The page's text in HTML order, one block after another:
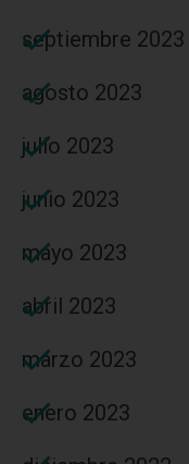
septiembre 2023
agosto 2023
julio 2023
junio 2023
mayo 2023
abril 2023
marzo 2023
enero 2023